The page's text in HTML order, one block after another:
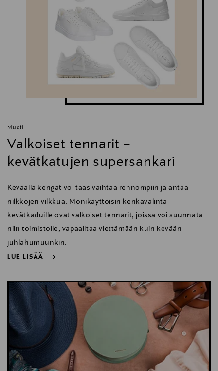
Muoti
Valkoiset tennarit –
kevätkatujen supersankari
Keväällä kengät voi taas vaihtaa rennompiin ja antaa
nilkkojen vilkkua. Monikäyttöisin kenkävalinta
kevätkaduille ovat valkoiset tennarit, joissa voi suunnata
niin toimistolle, vapaailtaa viettämään kuin kevään
juhlahumuunkin.
LUE LISÄÄ
LUE LISÄÄ